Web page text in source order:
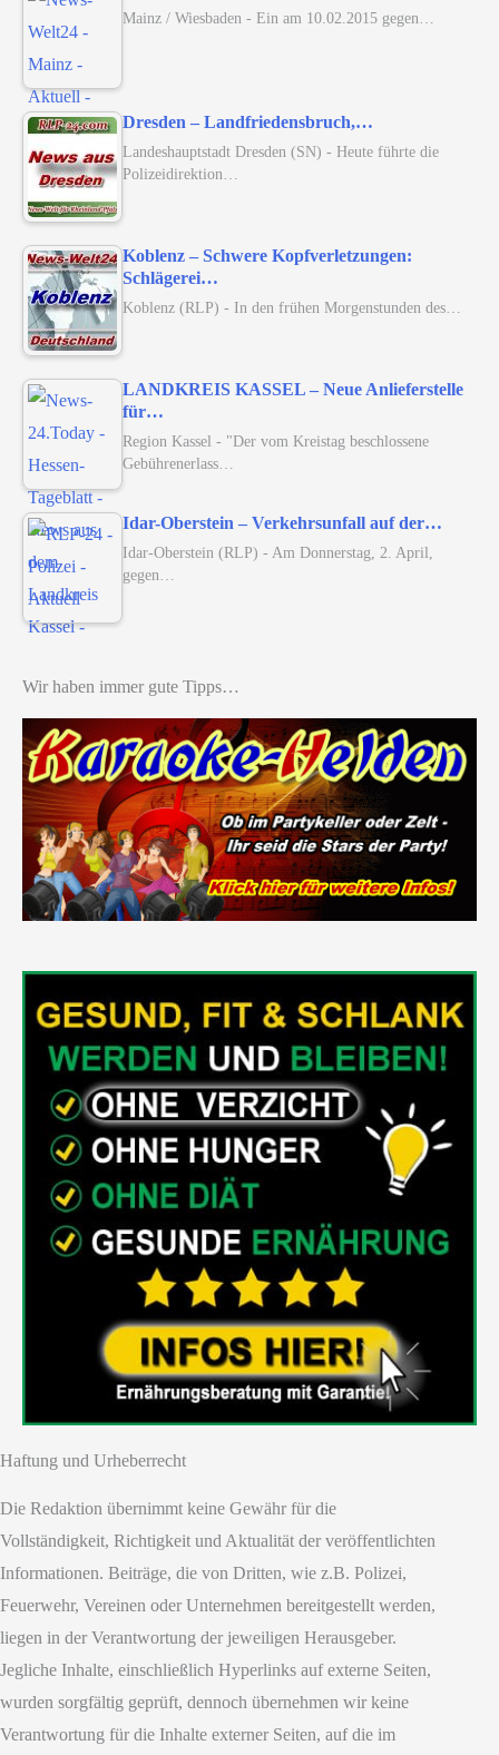
Mainz / Wiesbaden - Ein am 10.02.2015 gegen…
Dresden – Landfriedensbruch,…
Landeshauptstadt Dresden (SN) - Heute führte die
Polizeidirektion…
Koblenz – Schwere Kopfverletzungen:
Schlägerei…
Koblenz (RLP) - In den frühen Morgenstunden des…
LANDKREIS KASSEL – Neue Anlieferstelle
für…
Region Kassel - "Der vom Kreistag beschlossene
Gebührenerlass…
Idar-Oberstein – Verkehrsunfall auf der…
Idar-Oberstein (RLP) - Am Donnerstag, 2. April,
gegen…
Wir haben immer gute Tipps…
Haftung und Urheberrecht
Die Redaktion übernimmt keine Gewähr für die
Vollständigkeit, Richtigkeit und Aktualität der veröffentlichten
Informationen. Beiträge, die von Dritten, wie z.B. Polizei,
Feuerwehr, Vereinen oder Unternehmen bereitgestellt werden,
liegen in der Verantwortung der jeweiligen Herausgeber.
Jegliche Inhalte, einschließlich Hyperlinks auf externe Seiten,
wurden sorgfältig geprüft, dennoch übernehmen wir keine
Verantwortung für die Inhalte externer Seiten, auf die im